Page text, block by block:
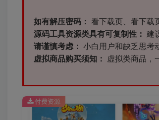
如有解压密码： 看下载页、看下载
源码工具资源类具有可复制性：
建
请谨慎考虑： 小白用户和缺乏思考
虚拟商品购买须知：
虚拟类商品，
付费资源